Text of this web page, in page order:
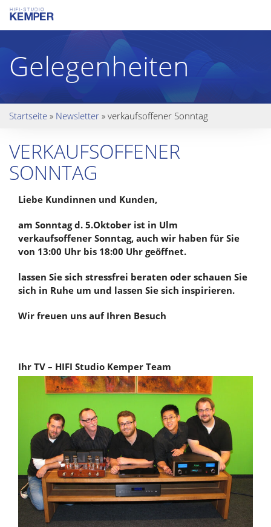
Gelegenheiten
Startseite » Newsletter » verkaufsoffener Sonntag
VERKAUFSOFFENER
SONNTAG
Liebe Kundinnen und Kunden,
am Sonntag d. 5.Oktober ist in Ulm
verkaufsoffener Sonntag, auch wir haben für Sie
von 13:00 Uhr bis 18:00 Uhr geöffnet.
lassen Sie sich stressfrei beraten oder schauen Sie
sich in Ruhe um und lassen Sie sich inspirieren.
Wir freuen uns auf Ihren Besuch
Ihr TV – HIFI Studio Kemper Team